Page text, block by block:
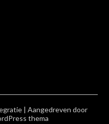
| Aangedreven door
thema